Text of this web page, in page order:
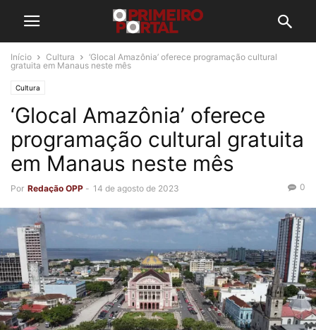
Início Cultura
‘Glocal Amazônia’ oferece programação cultural
gratuita em Manaus neste mês
Cultura
‘Glocal Amazônia’ oferece
programação cultural gratuita
em Manaus neste mês
Por Redação OPP - 14 de agosto de 2023 0